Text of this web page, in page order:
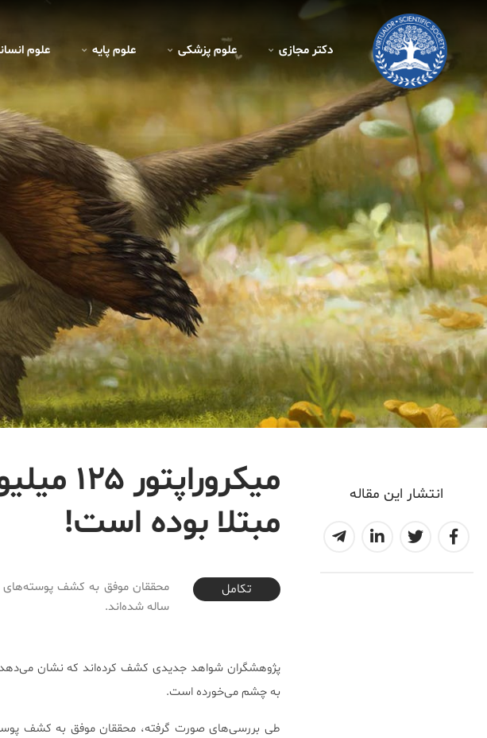
دکتر مجازی علوم پزشکی علوم پايه علوم
انتشار این مقاله
مبتلا بوده است!
2018-05-28T00:47:31+04:30
تكامل
ساله شده‌اند.
پژوهشگران شواهد جدیدی کشف کرده‌اند که نشان می‌دهد
به چشم می‌خورده است.